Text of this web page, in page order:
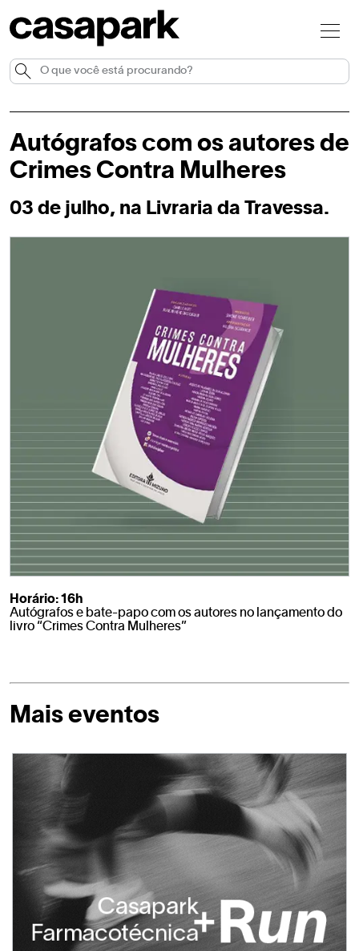
Autógrafos com os autores de
Crimes Contra Mulheres
03 de julho, na Livraria da Travessa.
Horário: 16h
Autógrafos e bate-papo com os autores no lançamento do
livro “Crimes Contra Mulheres”
Mais eventos